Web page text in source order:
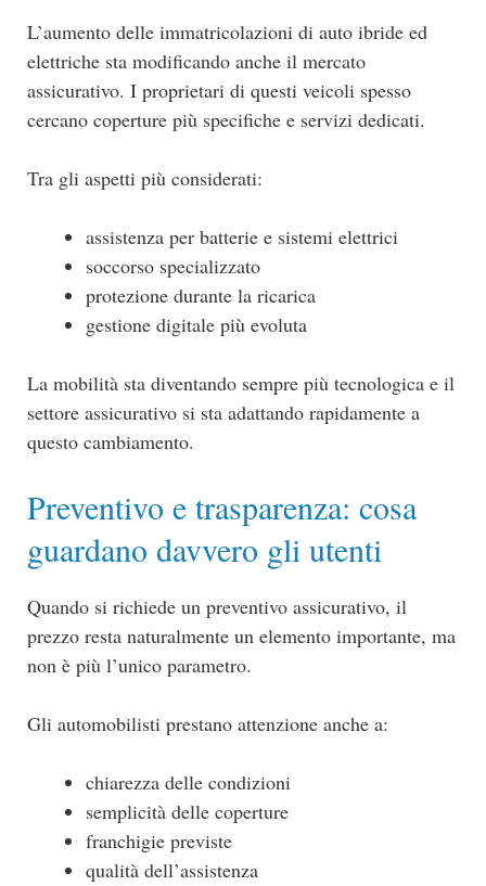
L’aumento delle immatricolazioni di auto ibride ed
elettriche sta modificando anche il mercato
assicurativo. I proprietari di questi veicoli spesso
cercano coperture più specifiche e servizi dedicati.
Tra gli aspetti più considerati:
assistenza per batterie e sistemi elettrici
soccorso specializzato
protezione durante la ricarica
gestione digitale più evoluta
La mobilità sta diventando sempre più tecnologica e il
settore assicurativo si sta adattando rapidamente a
questo cambiamento.
Preventivo e trasparenza: cosa
guardano davvero gli utenti
Quando si richiede un preventivo assicurativo, il
prezzo resta naturalmente un elemento importante, ma
non è più l’unico parametro.
Gli automobilisti prestano attenzione anche a:
chiarezza delle condizioni
semplicità delle coperture
franchigie previste
qualità dell’assistenza